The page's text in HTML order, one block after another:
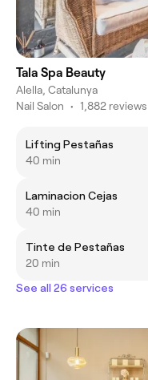
Tala Spa Beauty
Alella, Catalunya
Nail Salon • 1,882 reviews
Lifting Pestañas
40 min
Laminacion Cejas
40 min
Tinte de Pestañas
20 min
See all 26 services